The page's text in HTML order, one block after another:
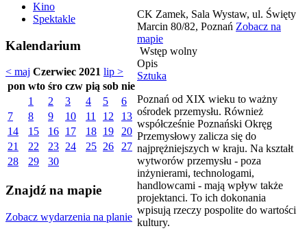
Kino
Spektakle
Kalendarium
< maj Czerwiec 2021 lip >
pon wto śro czw pią sob nie
1
2 3 4 5
6
7
8 9 10 11 12
13
14
15 16 17 18 19
20
21
22 23 24 25 26
27
28
29 30
Znajdź na mapie
Zobacz wydarzenia na planie
CK Zamek, Sala Wystaw, ul. Święty
Marcin 80/82, Poznań Zobacz na
mapie
Wstęp wolny
Opis
Sztuka
Poznań od XIX wieku to ważny
ośrodek przemysłu. Również
współcześnie Poznański Okręg
Przemysłowy zalicza się do
najprężniejszych w kraju. Na kształt
wytworów przemysłu - poza
inżynierami, technologami,
handlowcami - mają wpływ także
projektanci. To ich dokonania
wpisują rzeczy pospolite do wartości
kultury.